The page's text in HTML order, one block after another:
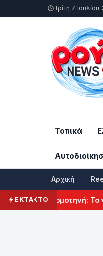
Τρίτη 7 Ιουλίου
Τοπικά
Αρχική
ΕΚΤΑΚΤΟΚομοτηνή: Το